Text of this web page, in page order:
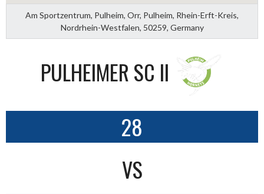
Am Sportzentrum, Pulheim, Orr, Pulheim, Rhein-Erft-Kreis,
Nordrhein-Westfalen, 50259, Germany
PULHEIMER SC II
28
VS